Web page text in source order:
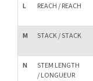
L REACH / REACH
M
STACK / STACK
N
STEM LENGTH
/ LONGUEUR